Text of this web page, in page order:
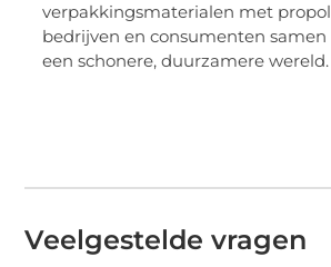
verpakkingsmaterialen met
bedrijven en consumenten
een schonere, duurzamere wereld.
Veelgestelde vragen